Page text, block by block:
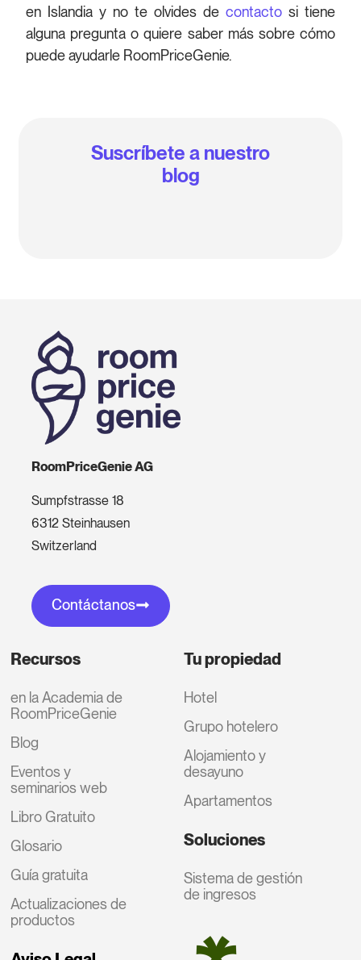
en Islandia y no te olvides de contactosi tiene
alguna pregunta o quiere saber más sobre cómo
puede ayudarle RoomPriceGenie.
Suscríbete a nuestro
blog
RoomPriceGenie AG
Sumpfstrasse 18
6312 Steinhausen
Switzerland
Contáctanos
Recursos
en la Academia de
RoomPriceGenie
Blog
Eventos y
seminarios web
Libro Gratuito
Glosario
Guía gratuita
Actualizaciones de
productos
Tu propiedad
Hotel
Grupo hotelero
Alojamiento y
desayuno
Apartamentos
Soluciones
Sistema de gestión
de ingresos